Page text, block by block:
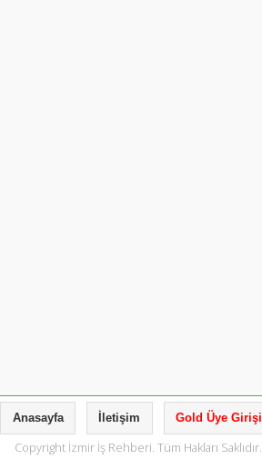
Anasayfa İletişim Gold Üye Girişi
Copyright İzmir İş Rehberi. Tüm Hakları Saklıdır.